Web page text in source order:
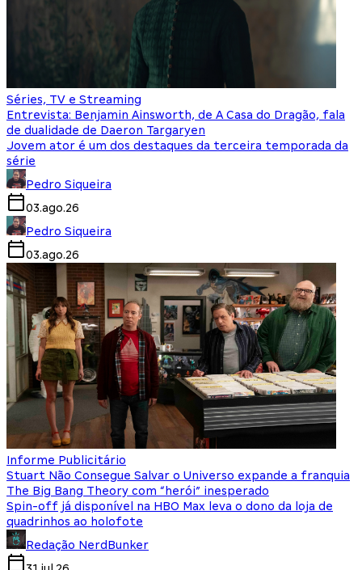
Séries, TV e Streaming
Entrevista: Benjamin Ainsworth, de A Casa do Dragão, fala
de dualidade de Daeron Targaryen
Jovem ator é um dos destaques da terceira temporada da
série
Pedro Siqueira
03.ago.26
Pedro Siqueira
03.ago.26
Informe Publicitário
Stuart Não Consegue Salvar o Universo expande a franquia
The Big Bang Theory com “herói” inesperado
Spin-off já disponível na HBO Max leva o dono da loja de
quadrinhos ao holofote
Redação NerdBunker